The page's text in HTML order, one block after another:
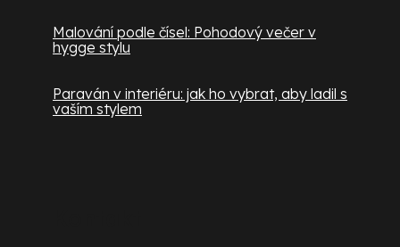
Malování podle čísel: Pohodový večer v
hygge stylu
Paraván v interiéru: jak ho vybrat, aby ladil s
vaším stylem